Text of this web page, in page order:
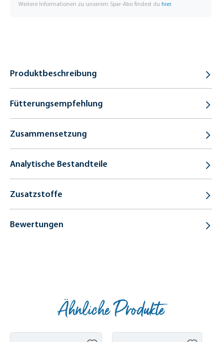
Weitere Informationen zu unserem Spar-Abo findest du hier.
Produktbeschreibung
Fütterungsempfehlung
Zusammensetzung
Analytische Bestandteile
Zusatzstoffe
Bewertungen
Ähnliche Produkte